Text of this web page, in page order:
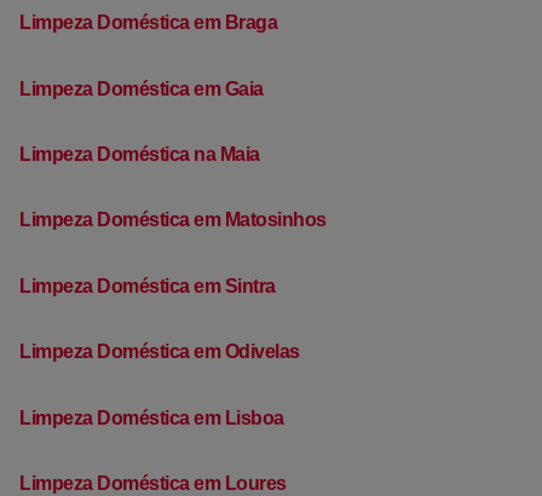
Limpeza Doméstica em Braga
Limpeza Doméstica em Gaia
Limpeza Doméstica na Maia
Limpeza Doméstica em Matosinhos
Limpeza Doméstica em Sintra
Limpeza Doméstica em Odivelas
Limpeza Doméstica em Lisboa
Limpeza Doméstica em Loures